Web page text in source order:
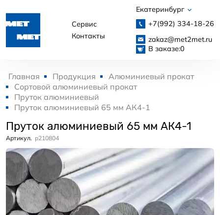
Сервис
Контакты
Екатеринбург
+7(992) 334-18-26
zakaz@met2met.ru
В заказе:0
Главная Продукция
Алюминиевый прокат
Сортовой алюминиевый прокат
Пруток алюминиевый
Пруток алюминиевый 65 мм АК4-1
Пруток алюминиевый 65 мм АК4-1
Артикул. p210804